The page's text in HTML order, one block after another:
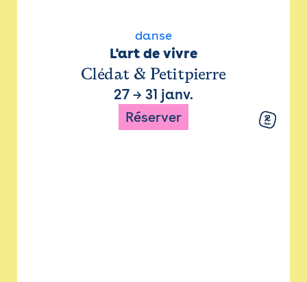
danse
L'art de vivre
Clédat & Petitpierre
27 → 31 janv.
Réserver